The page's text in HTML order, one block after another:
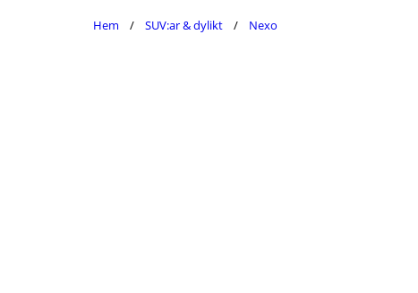
Hem SUV:ar & dylikt Nexo